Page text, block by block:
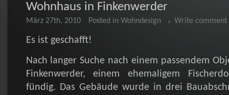
Wohnhaus in Finkenwerder
März 27th, 2010 Posted in Wohndesign Write comment
Es ist geschafft!
Nach langer Suche nach einem passendem
Finkenwerder, einem ehemaligem
fündig. Das Gebäude wurde in drei